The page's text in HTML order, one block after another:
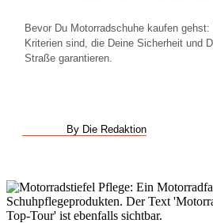
Bevor Du Motorradschuhe kaufen
Kriterien sind, die Deine Sicherheit und
Straße garantieren.
By Die Redaktion